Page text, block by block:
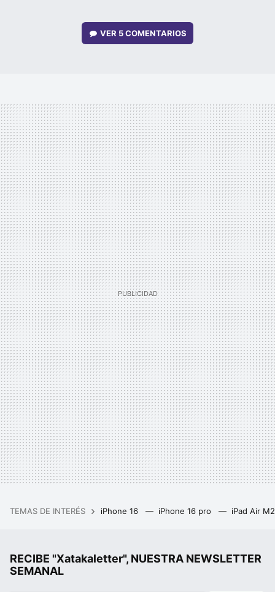
VER 5 COMENTARIOS
TEMAS DE INTERÉS iPhone 16 iPhone 16 pro iPad Air
RECIBE "Xatakaletter", NUESTRA NEWSLETTER
SEMANAL